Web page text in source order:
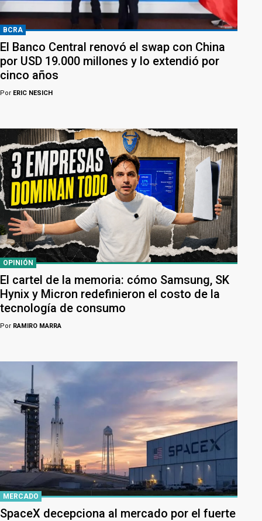
BCRA
El Banco Central renovó el swap con China
por USD 19.000 millones y lo extendió por
cinco años
Por ERIC NESICH
OPINIÓN
El cartel de la memoria: cómo Samsung, SK
Hynix y Micron redefinieron el costo de la
tecnología de consumo
Por RAMIRO MARRA
MERCADO
SpaceX decepciona al mercado por el fuerte